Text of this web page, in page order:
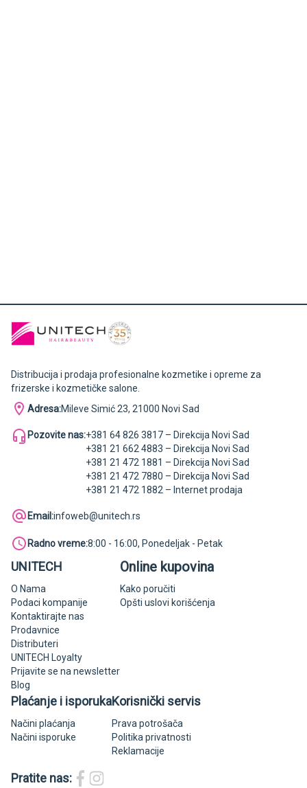
Distribucija i prodaja profesionalne kozmetike i opreme za
frizerske i kozmetičke salone.
Adresa:Mileve Simić 23, 21000 Novi Sad
Pozovite nas:+381 64 826 3817 – Direkcija Novi Sad
+381 21 662 4883 – Direkcija Novi Sad
+381 21 472 1881 – Direkcija Novi Sad
+381 21 472 7880 – Direkcija Novi Sad
+381 21 472 1882 – Internet prodaja
Email:infoweb@unitech.rs
Radno vreme:8:00 - 16:00, Ponedeljak - Petak
UNITECH
O Nama
Podaci kompanije
Kontaktirajte nas
Prodavnice
Distributeri
UNITECH Loyalty
Prijavite se na newsletter
Blog
Online kupovina
Kako poručiti
Opšti uslovi korišćenja
Plaćanje i isporuka
Načini plaćanja
Načini isporuke
Korisnički servis
Prava potrošača
Politika privatnosti
Reklamacije
Pratite nas: